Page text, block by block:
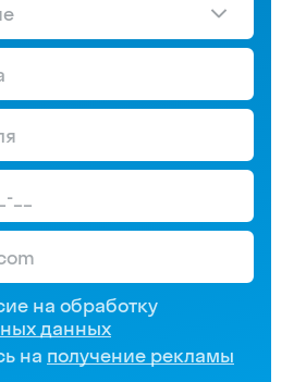
на обработку
данных
на получение рекламы